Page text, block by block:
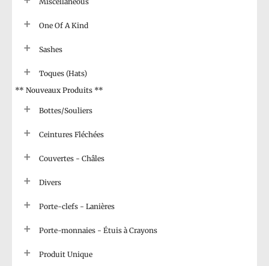
One Of A Kind
Sashes
Toques (Hats)
** Nouveaux Produits **
Bottes/Souliers
Ceintures Fléchées
Couvertes - Châles
Divers
Porte-clefs - Lanières
Porte-monnaies - Étuis à Crayons
Produit Unique